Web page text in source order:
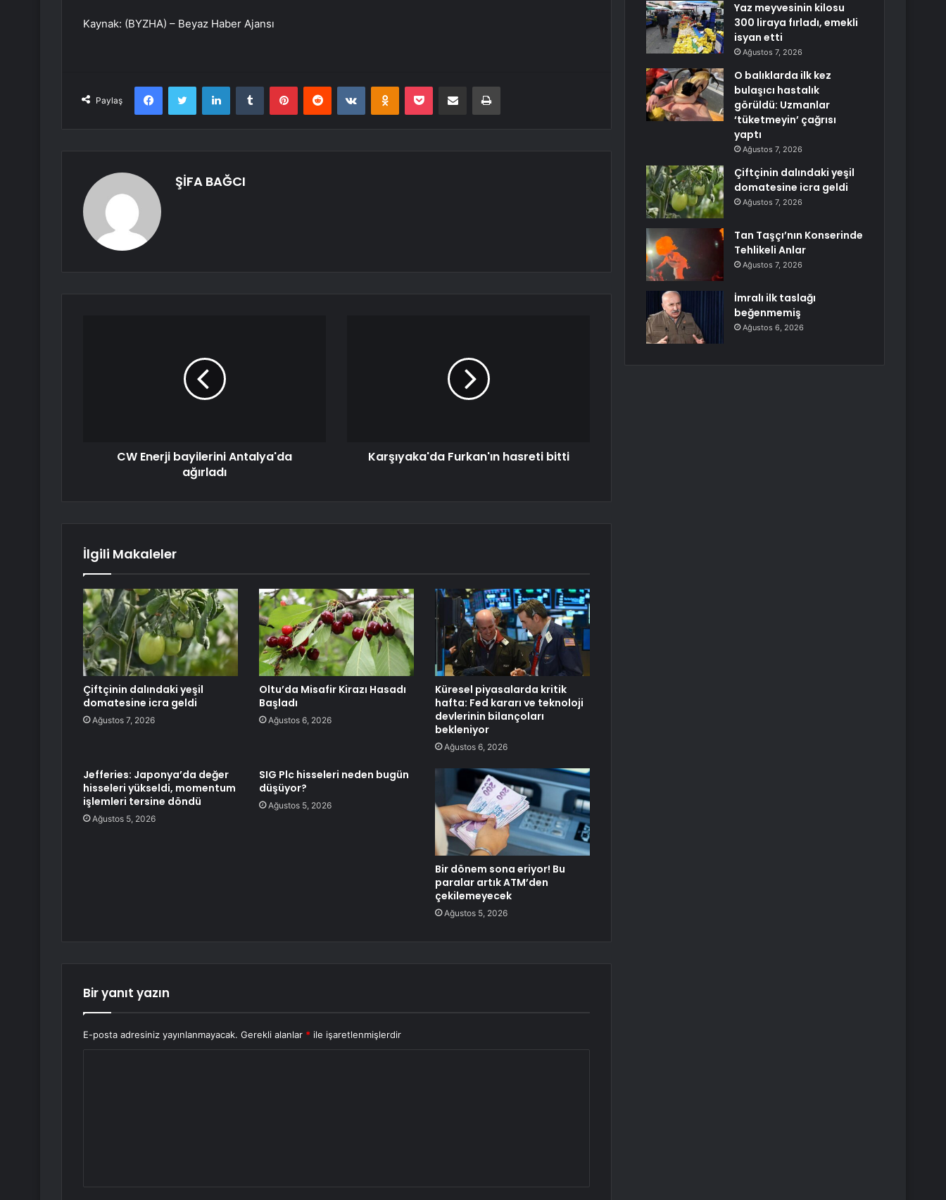
Kaynak: (BYZHA) – Beyaz Haber Ajansı
Paylaş
FacebookTwitter LinkedInTumblr PinterestReddit VKontakteOdnoklassniki
Pocket E-Posta ile paylaş Yazdır
ŞİFA BAĞCI
CW Enerji bayilerini Antalya'da
ağırladı
Karşıyaka'da Furkan'ın hasreti bitti
İlgili Makaleler
Çiftçinin dalındaki yeşil
domatesine icra geldi
Ağustos 7, 2026
Oltu’da Misafir Kirazı Hasadı
Başladı
Ağustos 6, 2026
Küresel piyasalarda kritik
hafta: Fed kararı ve teknoloji
devlerinin bilançoları
bekleniyor
Ağustos 6, 2026
Jefferies: Japonya’da değer
hisseleri yükseldi, momentum
işlemleri tersine döndü
Ağustos 5, 2026
SIG Plc hisseleri neden bugün
düşüyor?
Ağustos 5, 2026
Bir dönem sona eriyor! Bu
paralar artık ATM’den
çekilemeyecek
Ağustos 5, 2026
Bir yanıt yazın
E-posta adresiniz yayınlanmayacak. Gerekli alanlar * ile işaretlenmişlerdir
Yaz meyvesinin kilosu
300 liraya fırladı, emekli
isyan etti
Ağustos 7, 2026
O balıklarda ilk kez
bulaşıcı hastalık
görüldü: Uzmanlar
‘tüketmeyin’ çağrısı
yaptı
Ağustos 7, 2026
Çiftçinin dalındaki yeşil
domatesine icra geldi
Ağustos 7, 2026
Tan Taşçı’nın Konserinde
Tehlikeli Anlar
Ağustos 7, 2026
İmralı ilk taslağı
beğenmemiş
Ağustos 6, 2026